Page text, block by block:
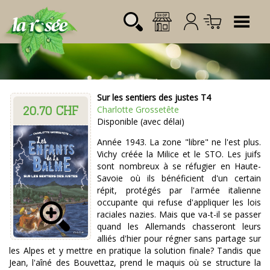
Login:
Mot de passe:
Désignation Référence Quantité
Total CHF
20.70 CHF
Sur les sentiers des justes T4
Charlotte Grossetête
Disponible (avec délai)
Année 1943. La zone "libre" ne l'est plus.
Vichy créée la Milice et le STO. Les juifs
sont nombreux à se réfugier en Haute-
Savoie où ils bénéficient d'un certain
répit, protégés par l'armée italienne
occupante qui refuse d'appliquer les lois
raciales nazies. Mais que va-t-il se passer
quand les Allemands chasseront leurs
alliés d'hier pour régner sans partage sur
les Alpes et y mettre en pratique la solution finale? Tandis que
Jean, l'aîné des Bouvettaz, prend le maquis où se structure la